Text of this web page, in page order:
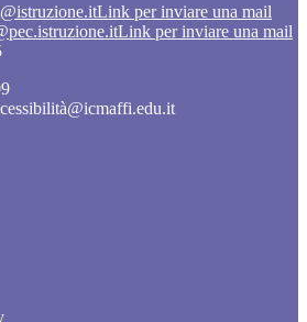
Link per inviare una mail
Link per inviare una mail